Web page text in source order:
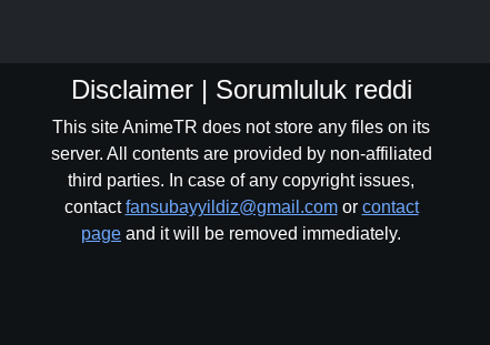
Disclaimer | Sorumluluk reddi
This site AnimeTR does not store any files on its
server. All contents are provided by non-affiliated
third parties. In case of any copyright issues,
contactfansubayyildiz@gmail.comor contact
page and it will be removed immediately.